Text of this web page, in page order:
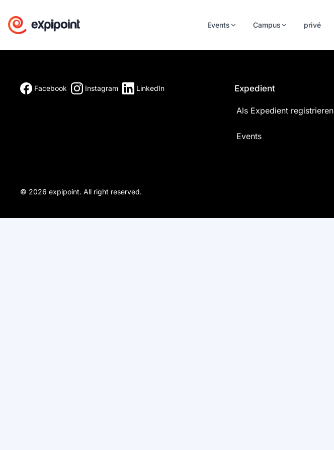
Events Campus privé
Facebook Instagram LinkedIn Expedient
Als Expedient registrieren
Events
© 2026 expipoint. All right reserved.